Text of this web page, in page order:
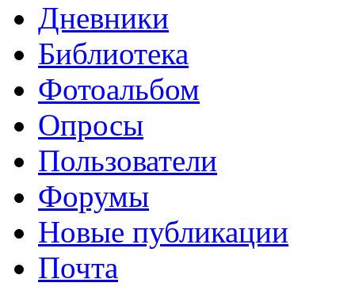
Дневники
Библиотека
Фотоальбом
Опросы
Пользователи
Форумы
Новые публикации
Почта